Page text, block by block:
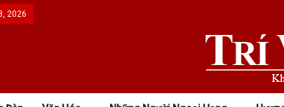
2026